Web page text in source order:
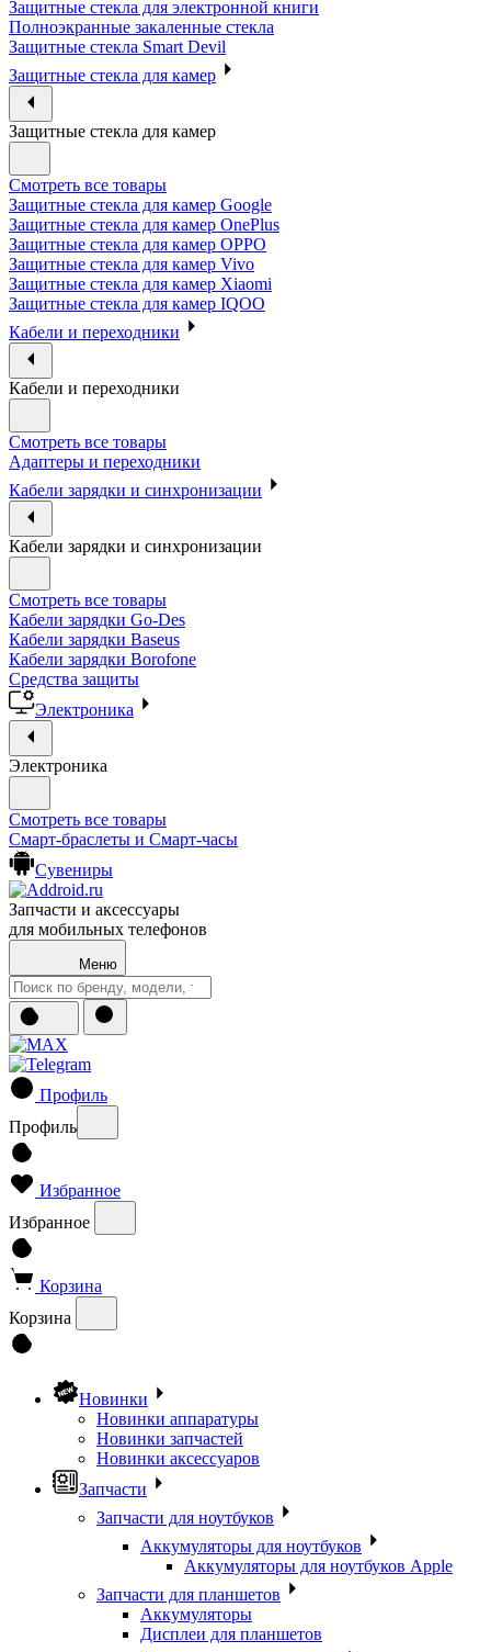
Защитные стекла для электронной книги
Полноэкранные закаленные стекла
Защитные стекла Smart Devil
Защитные стекла для камер
Защитные стекла для камер
Смотреть все товары
Защитные стекла для камер Google
Защитные стекла для камер OnePlus
Защитные стекла для камер OPPO
Защитные стекла для камер Vivo
Защитные стекла для камер Xiaomi
Защитные стекла для камер IQOO
Кабели и переходники
Кабели и переходники
Смотреть все товары
Адаптеры и переходники
Кабели зарядки и синхронизации
Кабели зарядки и синхронизации
Смотреть все товары
Кабели зарядки Go-Des
Кабели зарядки Baseus
Кабели зарядки Borofone
Средства защиты
Электроника
Электроника
Смотреть все товары
Смарт-браслеты и Смарт-часы
Сувениры
Запчасти и аксессуары
для мобильных телефонов
Меню
Профиль
Профиль
Избранное
Избранное
Корзина
Корзина
Новинки
Новинки аппаратуры
Новинки запчастей
Новинки аксессуаров
Запчасти
Запчасти для ноутбуков
Аккумуляторы для ноутбуков
Аккумуляторы для ноутбуков Apple
Запчасти для планшетов
Аккумуляторы
Дисплеи для планшетов